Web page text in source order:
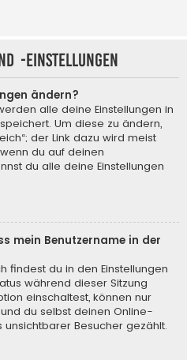
-einstellungen
ändern?
alle deine Einstellungen in
Um diese zu ändern,
der Link dazu wird meist
du auf deinen
du alle deine Einstellungen
mein Benutzername in der
findest du in den Einstellungen
während dieser Sitzung
einschaltest, können nur
du selbst deinen Online-
unsichtbarer Besucher gezählt.